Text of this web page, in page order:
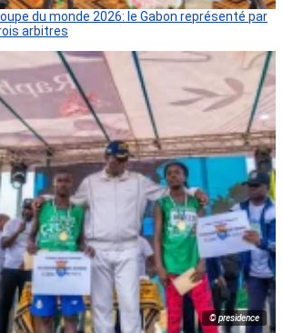
du monde 2026: le Gabon représenté par
arbitres
© presidence